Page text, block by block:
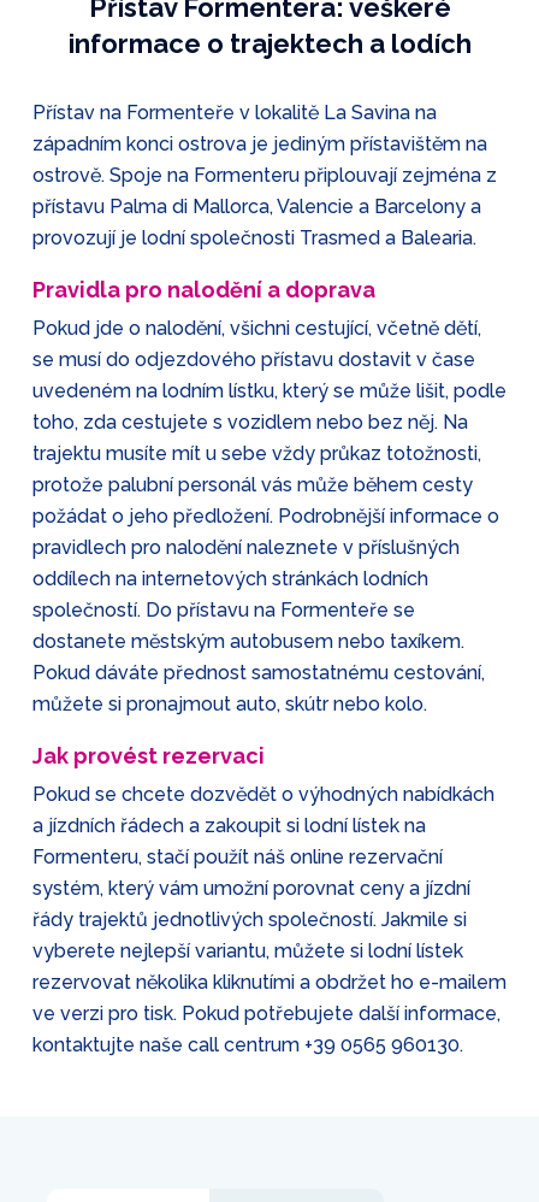
Přístav Formentera: veškeré
informace o trajektech a lodích
Přístav na Formenteře v lokalitě La Savina na
západním konci ostrova je jediným přístavištěm na
ostrově. Spoje na Formenteru připlouvají zejména z
přístavu Palma di Mallorca, Valencie a Barcelony a
provozují je lodní společnosti Trasmed a Balearia.
Pravidla pro nalodění a doprava
Pokud jde o nalodění, všichni cestující, včetně dětí,
se musí do odjezdového přístavu dostavit v čase
uvedeném na lodním lístku, který se může lišit, podle
toho, zda cestujete s vozidlem nebo bez něj. Na
trajektu musíte mít u sebe vždy průkaz totožnosti,
protože palubní personál vás může během cesty
požádat o jeho předložení. Podrobnější informace o
pravidlech pro nalodění naleznete v příslušných
oddílech na internetových stránkách lodních
společností. Do přístavu na Formenteře se
dostanete městským autobusem nebo taxíkem.
Pokud dáváte přednost samostatnému cestování,
můžete si pronajmout auto, skútr nebo kolo.
Jak provést rezervaci
Pokud se chcete dozvědět o výhodných nabídkách
a jízdních řádech a zakoupit si lodní lístek na
Formenteru, stačí použít náš online rezervační
systém, který vám umožní porovnat ceny a jízdní
řády trajektů jednotlivých společností. Jakmile si
vyberete nejlepší variantu, můžete si lodní lístek
rezervovat několika kliknutími a obdržet ho e-mailem
ve verzi pro tisk. Pokud potřebujete další informace,
kontaktujte naše call centrum +39 0565 960130.